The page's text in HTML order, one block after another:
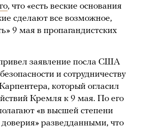
, что «есть веские основания
сделают все возможное,
9 мая в пропагандистских
заявление посла США
и сотрудничеству
который огласил
Кремля к 9 мая. По его
«в высшей степени
разведданными, что